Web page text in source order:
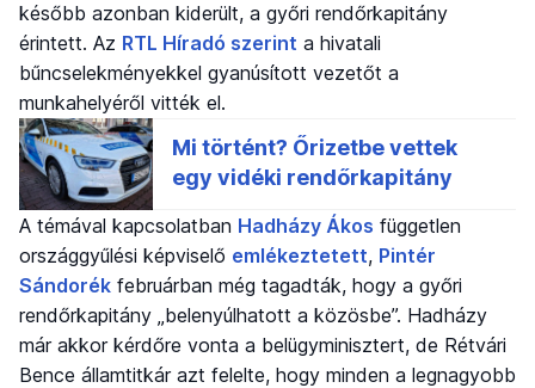
később azonban kiderült, a győri rendőrkapitány
érintett. Az RTL Híradó szerint a hivatali
bűncselekményekkel gyanúsított vezetőt a
munkahelyéről vitték el.
A témával kapcsolatban Hadházy Ákos független
országgyűlési képviselő emlékeztetett, Pintér
Sándorék februárban még tagadták, hogy a győri
rendőrkapitány „belenyúlhatott a közösbe”. Hadházy
már akkor kérdőre vonta a belügyminisztert, de Rétvári
Bence államtitkár azt felelte, hogy minden a legnagyobb